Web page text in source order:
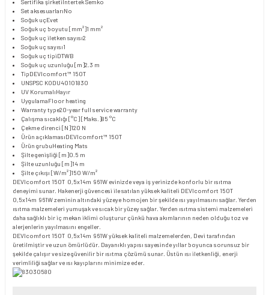
Sertifika şirketiIntertek Semko
Set aksesuarlarıNo
Soğuk uçEvet
Soğuk uç boyutu [mm²]1 mm²
Soğuk uç iletken sayısı2
Soğuk uç sayısı1
Soğuk uç tipiDTWB
Soğuk uç uzunluğu [m]2.3 m
TipDEVIcomfort™ 150T
UNSPSC KODU40101830
UV KorumalıHayır
UygulamaFloor heating
Warranty type20-year full service warranty
Çalışma sıcaklığı [°C] [Maks.]85 °C
Çekme direnci [N]120 N
Ürün açıklamasıDEVIcomfort™ 150T
Ürün grubuHeating Mats
Şilte genişliği [m]0.5 m
Şilte uzunluğu [m]14 m
Şilte çıkışı [W/m²]150 W/m²
DEVIcomfort 150T 0,5x14m 961W evinizde veya iş yerinizde konforlu bir ısıtma
deneyimi sunar. Hakenerji güvencesi ile satılan yüksek kaliteli DEVIcomfort 150T
0,5x14m 961W zeminin altındaki yüzeye homojen bir şekilde ısı yayılmasını sağlar. Yerden
ısıtma malzemeleri yumuşak ve sıcak bir yüzey sağlar. Yerden ısıtma sistemi malzemeleri
daha sağlıklı bir iç mekan iklimi oluşturur çünkü hava akımlarının neden olduğu toz ve
alerjenlerin yayılmasını engeller.
DEVIcomfort 150T 0,5x14m 961W yüksek kaliteli malzemelerden, Devi tarafından
üretilmiştir ve uzun ömürlüdür. Dayanıklı yapısı sayesinde yıllar boyunca sorunsuz bir
şekilde çalışır ve size güvenilir bir ısıtma çözümü sunar. Üstün ısı iletkenliği, enerji
verimliliği sağlar ve ısı kayıplarını minimize eder.